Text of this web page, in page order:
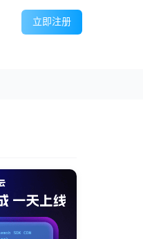
立即注册